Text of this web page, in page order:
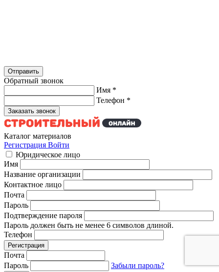
Обратный звонок
Имя *
Телефон *
Каталог материалов
Регистрация Войти
Юридическое лицо
Имя
Название организации
Контактное лицо
Почта
Пароль
Подтверждение пароля
Пароль должен быть не менее 6 символов длиной.
Телефон
Почта
Пароль
Забыли пароль?